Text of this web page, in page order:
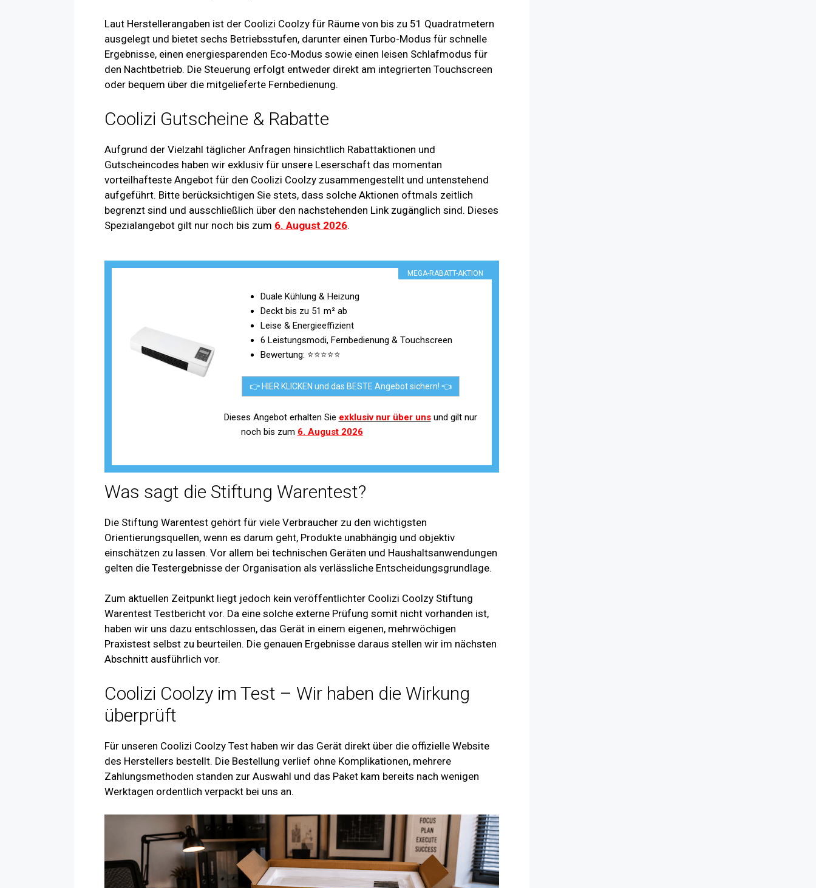
Laut Herstellerangaben ist der Coolizi Coolzy für Räume von bis zu 51 Quadratmetern
ausgelegt und bietet sechs Betriebsstufen, darunter einen Turbo-Modus für schnelle
Ergebnisse, einen energiesparenden Eco-Modus sowie einen leisen Schlafmodus für
den Nachtbetrieb. Die Steuerung erfolgt entweder direkt am integrierten Touchscreen
oder bequem über die mitgelieferte Fernbedienung.
Coolizi Gutscheine & Rabatte
Aufgrund der Vielzahl täglicher Anfragen hinsichtlich Rabattaktionen und
Gutscheincodes haben wir exklusiv für unsere Leserschaft das momentan
vorteilhafteste Angebot für den Coolizi Coolzy zusammengestellt und untenstehend
aufgeführt. Bitte berücksichtigen Sie stets, dass solche Aktionen oftmals zeitlich
begrenzt sind und ausschließlich über den nachstehenden Link zugänglich sind. Dieses
Spezialangebot gilt nur noch bis zum 6. August 2026.
MEGA-RABATT-AKTION
Duale Kühlung & Heizung
Deckt bis zu 51 m² ab
Leise & Energieeffizient
6 Leistungsmodi, Fernbedienung & Touchscreen
Bewertung: ⭐⭐⭐⭐⭐
👉 HIER KLICKEN und das BESTE Angebot sichern! 👈
Dieses Angebot erhalten Sie exklusiv nur über unsund gilt nur
noch bis zum 6. August 2026
Was sagt die Stiftung Warentest?
Die Stiftung Warentest gehört für viele Verbraucher zu den wichtigsten
Orientierungsquellen, wenn es darum geht, Produkte unabhängig und objektiv
einschätzen zu lassen. Vor allem bei technischen Geräten und Haushaltsanwendungen
gelten die Testergebnisse der Organisation als verlässliche Entscheidungsgrundlage.
Zum aktuellen Zeitpunkt liegt jedoch kein veröffentlichter Coolizi Coolzy Stiftung
Warentest Testbericht vor. Da eine solche externe Prüfung somit nicht vorhanden ist,
haben wir uns dazu entschlossen, das Gerät in einem eigenen, mehrwöchigen
Praxistest selbst zu beurteilen. Die genauen Ergebnisse daraus stellen wir im nächsten
Abschnitt ausführlich vor.
Coolizi Coolzy im Test – Wir haben die Wirkung
überprüft
Für unseren Coolizi Coolzy Test haben wir das Gerät direkt über die offizielle Website
des Herstellers bestellt. Die Bestellung verlief ohne Komplikationen, mehrere
Zahlungsmethoden standen zur Auswahl und das Paket kam bereits nach wenigen
Werktagen ordentlich verpackt bei uns an.